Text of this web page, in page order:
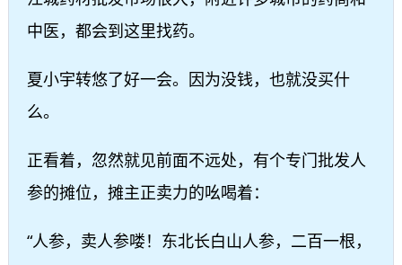
中医，都会到这里找药。
夏小宇转悠了好一会。因为没钱，也就没买什
么。
正看着，忽然就见前面不远处，有个专门批发人
参的摊位，摊主正卖力的吆喝着：
“人参，卖人参喽！东北长白山人参，二百一根，